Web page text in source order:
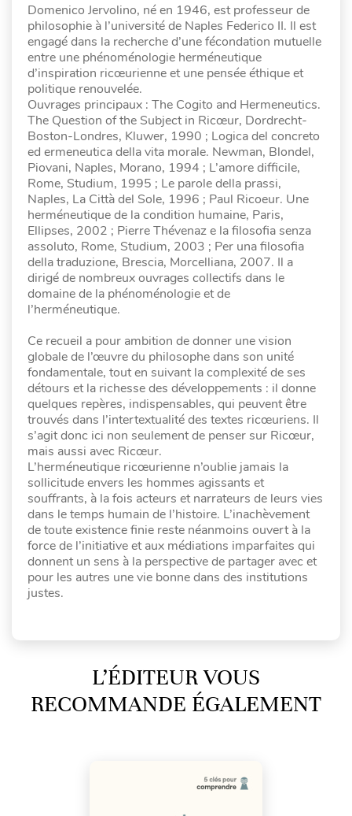
Domenico Jervolino, né en 1946, est professeur de
philosophie à l’université de Naples Federico II. Il est
engagé dans la recherche d’une fécondation mutuelle
entre une phénoménologie herméneutique
d’inspiration ricœurienne et une pensée éthique et
politique renouvelée.
Ouvrages principaux : The Cogito and Hermeneutics.
The Question of the Subject in Ricœur, Dordrecht-
Boston-Londres, Kluwer, 1990 ; Logica del concreto
ed ermeneutica della vita morale. Newman, Blondel,
Piovani, Naples, Morano, 1994 ; L’amore difficile,
Rome, Studium, 1995 ; Le parole della prassi,
Naples, La Città del Sole, 1996 ; Paul Ricoeur. Une
herméneutique de la condition humaine, Paris,
Ellipses, 2002 ; Pierre Thévenaz e la filosofia senza
assoluto, Rome, Studium, 2003 ; Per una filosofia
della traduzione, Brescia, Morcelliana, 2007. Il a
dirigé de nombreux ouvrages collectifs dans le
domaine de la phénoménologie et de
l’herméneutique.
Ce recueil a pour ambition de donner une vision
globale de l’œuvre du philosophe dans son unité
fondamentale, tout en suivant la complexité de ses
détours et la richesse des développements : il donne
quelques repères, indispensables, qui peuvent être
trouvés dans l’intertextualité des textes ricœuriens. Il
s’agit donc ici non seulement de penser sur Ricœur,
mais aussi avec Ricœur.
L’herméneutique ricœurienne n’oublie jamais la
sollicitude envers les hommes agissants et
souffrants, à la fois acteurs et narrateurs de leurs vies
dans le temps humain de l’histoire. L’inachèvement
de toute existence finie reste néanmoins ouvert à la
force de l’initiative et aux médiations imparfaites qui
donnent un sens à la perspective de partager avec et
pour les autres une vie bonne dans des institutions
justes.
L’ÉDITEUR VOUS
RECOMMANDE ÉGALEMENT